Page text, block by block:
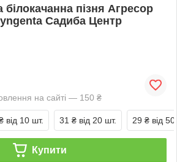
білокачанна пізня Агресор
Садиба Центр
на сайті — 150 ₴
від 10 шт. 31 ₴ від 20 шт. 29 ₴ від
Купити